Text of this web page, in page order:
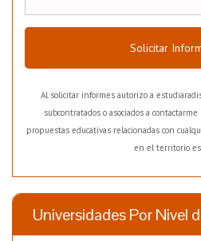
Solicitar
Al solicitar informes autorizo a
subcontratados o asociados a
propuestas educativas relacionadas con
en el territorio
Universidades Por Nivel